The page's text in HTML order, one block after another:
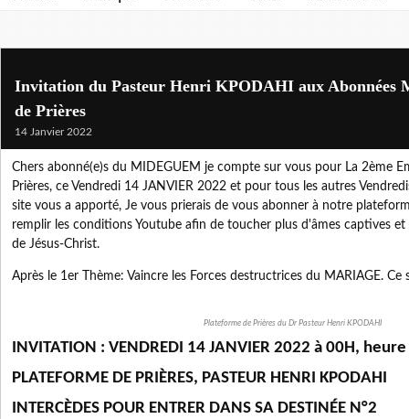
Invitation du Pasteur Henri KPODAHI aux Abonnées
de Prières
14 Janvier 2022
Chers abonné(e)s du MIDEGUEM je compte sur vous pour La 2ème
Prières, ce Vendredi 14 JANVIER 2022 et pour tous les autres
site vous a apporté, Je vous prierais de vous abonner à notre
remplir les conditions Youtube afin de toucher plus d'âmes captives
de Jésus-Christ.
Après le 1er Thème: Vaincre les Forces destructrices du MARIAGE. Ce
Plateforme de Prières du Dr Pasteur Henri KPODAHI
INVITATION : VENDREDI 14 JANVIER 2022 à 00H,
PLATEFORME DE PRIÈRES, PASTEUR HENRI KPODAHI
INTERCÈDES POUR ENTRER DANS SA DESTINÉE N°2